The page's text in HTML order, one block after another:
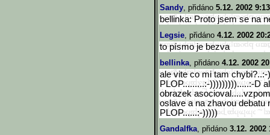
Sandy, přidáno 5.12. 2002
bellinka: Proto jsem se na
Legsie, přidáno 4.12. 2002
to písmo je bezva
bellinka, přidáno 4.12. 2002
ale vite co mi tam chybi?..:-
PLOP.........:-))))))))).....:-D
obrazek
oslave a na zhavou debatu
PLOP......:-)))))
Gandalfka, přidáno 3.12. 2002